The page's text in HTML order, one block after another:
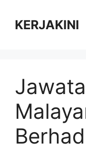
contentKERJAKINI